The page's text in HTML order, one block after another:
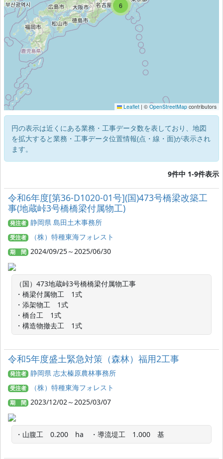
9
6
Leaflet | © OpenStreetMap contributors
円の表示は近くにある業務・工事データ数を表しており、地図
を拡大すると業務・工事データ位置情報(点・線・面)が表示され
ます。
9件中 1-9件表示
令和6年度[第36-D1020-01号](国)473号橋梁改築工
事(地蔵峠3号橋橋梁付属物工)
発注者 静岡県 島田土木事務所
受注者 （株）特種東海フォレスト
期 間 2024/09/25～2025/06/30
（国）473地蔵峠3号橋橋梁付属物工事
・橋梁付属物工　1式
・添架物工　1式
・橋台工　1式
・構造物撤去工　1式
令和5年度盛土緊急対策（森林）福用2工事
発注者 静岡県 志太榛原農林事務所
受注者 （株）特種東海フォレスト
期 間 2023/12/02～2025/03/07
・山腹工　0.200　ha　・導流堤工　1.000　基